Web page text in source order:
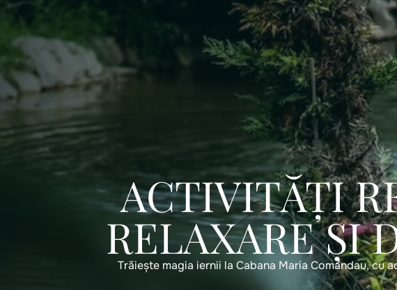
ACTIVITĂȚI
RELAXARE ȘI
Trăiește magia iernii la Cabana Maria Comandau,